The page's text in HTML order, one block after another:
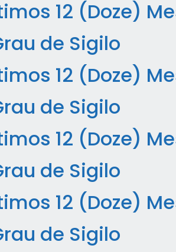
12 (Doze)
de Sigilo
12 (Doze)
de Sigilo
12 (Doze)
de Sigilo
12 (Doze)
de Sigilo